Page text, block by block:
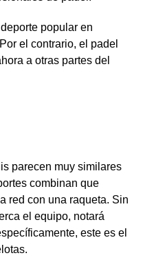
popular en
el contrario, el padel
a otras partes del
parecen muy similares
combinan que
red con una raqueta. Sin
el equipo, notará
este es el